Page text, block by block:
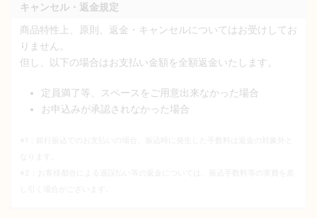
キャンセル・返金規定
商品特性上、原則、返金・キャンセルについてはお受けしてお
りません。
但し、以下の場合はお支払い金額を全額返金いたします。
定員満了等、スペースをご用意出来なかった場合
お申込みが承認されなかった場合